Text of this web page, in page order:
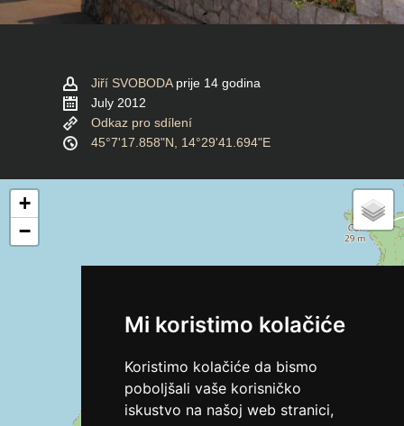
Mi koristimo kolačiće
Koristimo kolačiće da bismo
poboljšali vaše korisničko
iskustvo na našoj web stranici,
Jiří SVOBODA prije 14 godina
July 2012
Odkaz pro sdílení
45°7'17.858"N, 14°29'41.694"E
+
−